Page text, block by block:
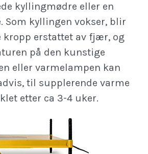
kyllingmødre eller en
Som kyllingen vokser, blir
kropp erstattet av fjær, og
på den kunstige
eller varmelampen kan
til supplerende varme
etter ca 3-4 uker.